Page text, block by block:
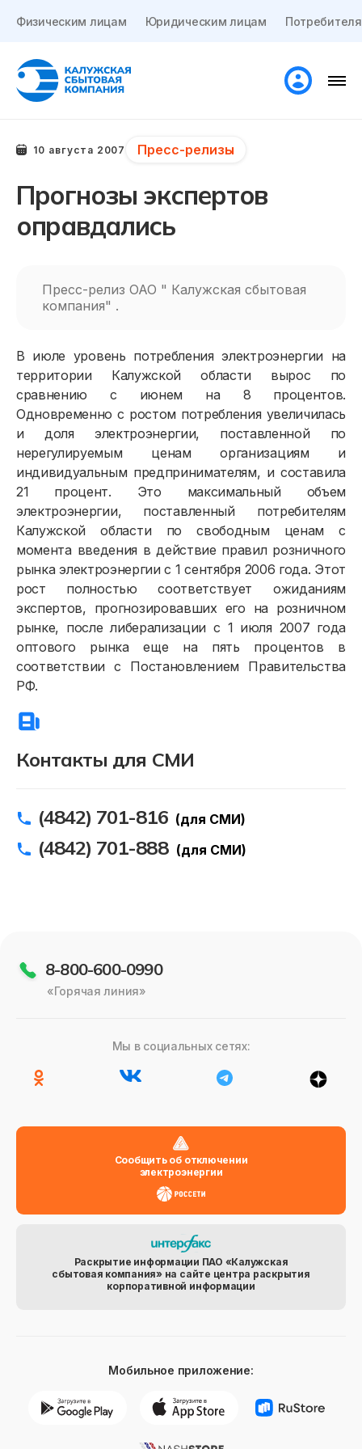
Физическим лицам Юридическим лицам
Контакты для СМИ
(4842) 701-816 (для СМИ)
(4842) 701-888 (для СМИ)
10 августа 2007 Пресс-релизы
Прогнозы экспертов
оправдались
Пресс-релиз ОАО " Калужская сбытовая
компания" .
В июле уровень потребления электроэнергии на
территории Калужской области вырос по
сравнению с июнем на 8 процентов.
Одновременно с ростом потребления увеличилась
и доля электроэнергии, поставленной по
нерегулируемым ценам организациям и
индивидуальным предпринимателям, и составила
21 процент. Это максимальный объем
электроэнергии, поставленный потребителям
Калужской области по свободным ценам с
момента введения в действие правил розничного
рынка электроэнергии с 1 сентября 2006 года. Этот
рост полностью соответствует ожиданиям
экспертов, прогнозировавших его на розничном
рынке, после либерализации с 1 июля 2007 года
оптового рынка еще на пять процентов в
соответствии с Постановлением Правительства
РФ.
8-800-600-0990
«Горячая линия»
Мы в социальных сетях:
Сообщить об отключении
электроэнергии
Раскрытие информации ПАО «Калужская
сбытовая компания» на сайте центра раскрытия
корпоративной информации
Мобильное приложение:
Физическим лицам
Договор энергоснабжения
Расчёты и оплата
Приборы учёта и показания
Должникам
Полезное